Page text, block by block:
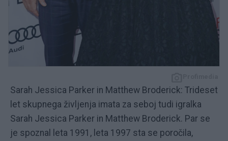
Sarah Jessica Parker in Matthew Broderick: Trideset
let skupnega življenja imata za seboj tudi igralka
Sarah Jessica Parker in Matthew Broderick. Par se
je spoznal leta 1991, leta 1997 sta se poročila,